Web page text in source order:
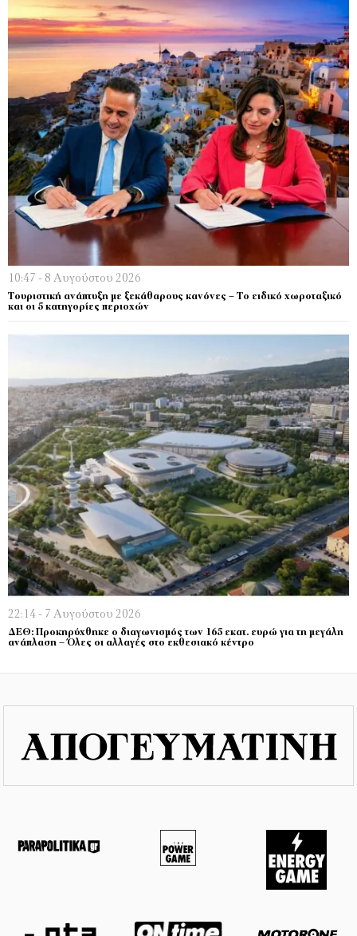
10:47 - 8 Αυγούστου 2026
Τουριστική ανάπτυξη με ξεκάθαρους κανόνες – Το ειδικό χωροταξικό
και οι 5 κατηγορίες περιοχών
22:14 - 7 Αυγούστου 2026
ΔΕΘ: Προκηρύχθηκε ο διαγωνισμός των 165 εκατ. ευρώ για τη μεγάλη
ανάπλαση – Όλες οι αλλαγές στο εκθεσιακό κέντρο